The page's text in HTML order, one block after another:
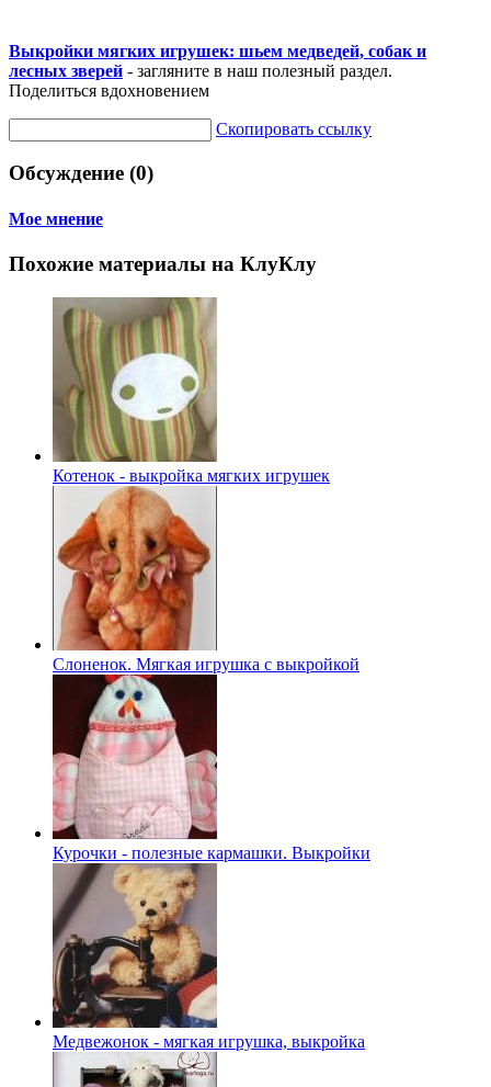
Выкройки мягких игрушек: шьем медведей, собак и
лесных зверей - загляните в наш полезный раздел.
Поделиться вдохновением
Скопировать ссылку
Обсуждение (0)
Мое мнение
Похожие материалы на КлуКлу
Котенок - выкройка мягких игрушек
Слоненок. Мягкая игрушка с выкройкой
Курочки - полезные кармашки. Выкройки
Медвежонок - мягкая игрушка, выкройка